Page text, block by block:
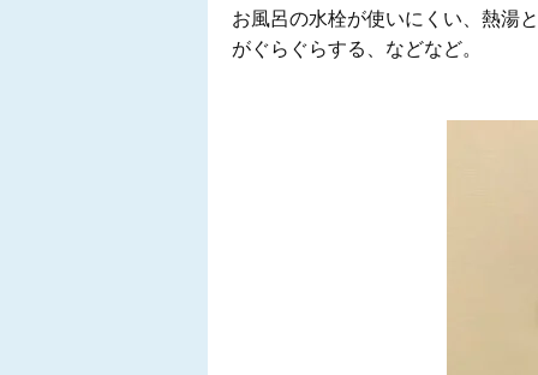
お風呂の水栓が使いにくい、熱湯
がぐらぐらする、などなど。